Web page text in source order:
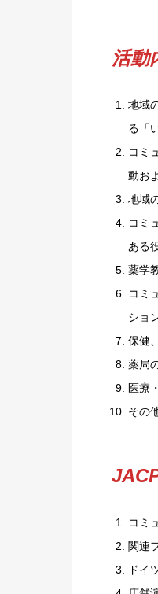
活動
地域
る「
コミ
動お
地域
コミ
ある
薬学
コミ
ショ
保健
薬局
医療
その
コミ
関連
ドイ